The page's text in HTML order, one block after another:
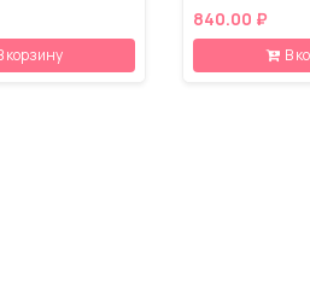
корзину
840.00 ₽
В